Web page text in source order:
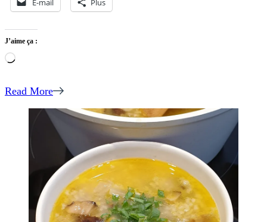
E-mail Plus
J’aime ça :
Chargement…
Read More